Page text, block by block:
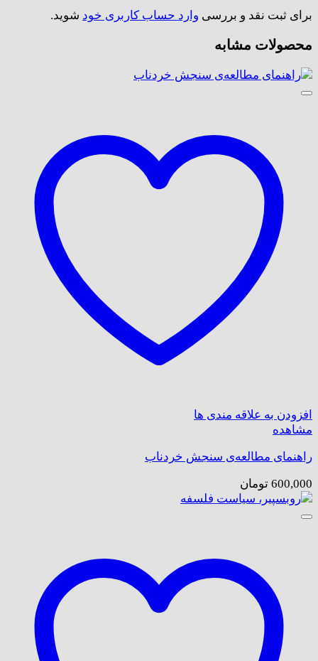
برای ثبت نقد و بررسی وارد حساب کاربری خود شوید.
محصولات مشابه
افزودن به علاقه مندی ها
مشاهده
راهنمای مطالعه‌ی سنجش خردناب
600,000 تومان